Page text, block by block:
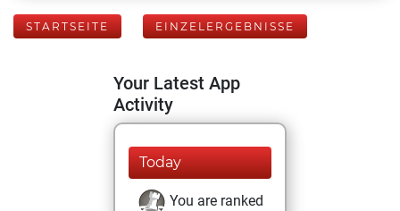
STARTSEITE EINZELERGEBNISSE
Your Latest App
Activity
Today
You are ranked